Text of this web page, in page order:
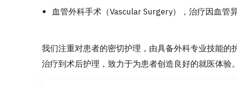
血管外科手术（Vascular Surgery），治疗因血管
我们注重对患者的密切护理，由具备外科专业技能
治疗到术后护理，致力于为患者创造良好的就医体验